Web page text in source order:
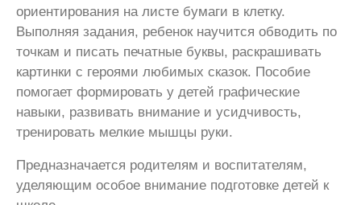
ориентирования на листе бумаги в клетку.
Выполняя задания, ребенок научится обводить по
точкам и писать печатные буквы, раскрашивать
картинки с героями любимых сказок. Пособие
помогает формировать у детей графические
навыки, развивать внимание и усидчивость,
тренировать мелкие мышцы руки.
Предназначается родителям и воспитателям,
уделяющим особое внимание подготовке детей к